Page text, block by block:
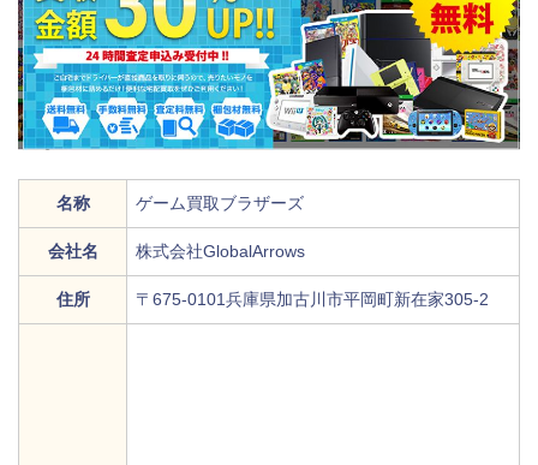
名称 ゲーム買取ブラザーズ
会社名 株式会社GlobalArrows
住所 〒675-0101兵庫県加古川市平岡町新在家305-2